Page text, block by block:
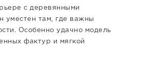
с деревянными
уместен там, где важны
Особенно удачно модель
фактур и мягкой